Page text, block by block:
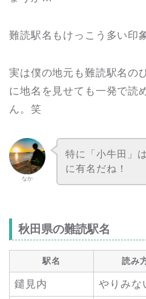
難読駅名もけっこう多い印
実は僕の地元も難読駅名の
に地名を見せても一発で読
ん。笑
なか
特に「小牛田」
に有名だね！
秋田県の難読駅名
駅名 読み
鑓見内 やりみな